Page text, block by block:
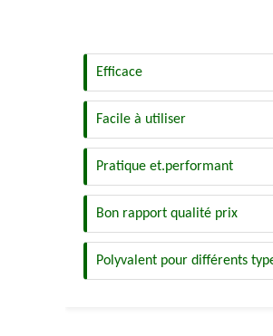
Efficace
Facile à utiliser
Pratique et.performant
Bon rapport qualité prix
Polyvalent pour différents